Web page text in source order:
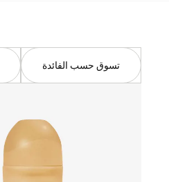
تسوق حسب الفائدة